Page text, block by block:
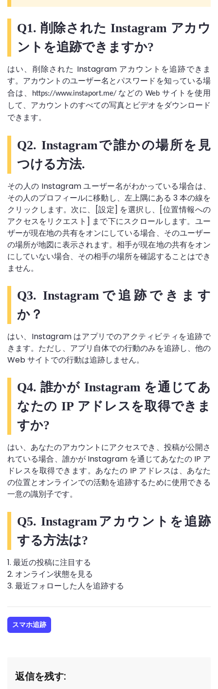
Q1. 削除された Instagram アカウ
ントを追跡できますか?
はい、削除された Instagram アカウントを追跡できま
す。アカウント のユーザー名とパスワードを知っている場
合は、https://www.instaport.me/ などの Web サイトを使用
して、アカウントのすべての写真とビデオをダウンロード
できます。
Q2. Instagramで誰かの場所を見
つける方法.
その人の Instagram ユーザー名がわかっている場合は、
その人のプロフィールに移動し、左上隅にある 3 本の線を
クリックします。次に、[設定] を選択し、[位置情報への
アクセスをリクエスト] まで下にスクロールします。ユー
ザーが現在地の共有をオンにしている場合、そのユーザー
の場所が地図に表示されます。相手が現在地の共有をオン
にしていない場合、その相手の場所を確認することはでき
ません。
Q3. Instagramで追跡できます
か？
はい、Instagram はアプリでのアクティビティを追跡で
きます。ただし、アプリ自体での行動のみを追跡し、他の
Web サイトでの行動は追跡しません。
Q4. 誰かが Instagram を通じてあ
なたの IP アドレスを取得できま
すか?
はい、あなたのアカウントにアクセスでき、投稿が公開さ
れている場合、誰かが Instagram を通じてあなたの IP ア
ドレスを取得できます。あなたの IP アドレスは、あなた
の位置とオンラインでの活動を追跡するために使用できる
一意の識別子です。
Q5. Instagramアカウントを追跡
する方法は?
1. 最近の投稿に注目する
2. オンライン状態を見る
3. 最近フォローした人を追跡する
スマホ追跡
返信を残す: